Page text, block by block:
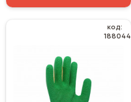
код:
188044